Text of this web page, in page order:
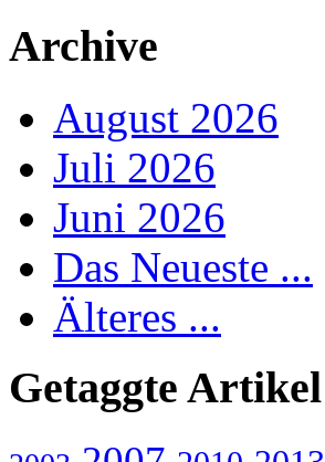
Archive
August 2026
Juli 2026
Juni 2026
Das Neueste ...
Älteres ...
Getaggte Artikel